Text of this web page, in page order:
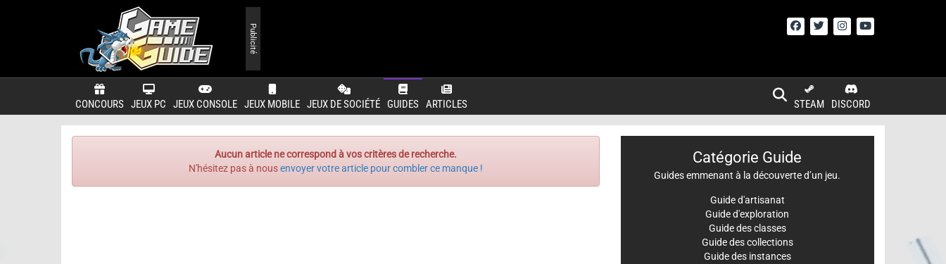
CONCOURS JEUX PC JEUX CONSOLE JEUX MOBILE JEUX DE SOCIÉTÉ GUIDES ARTICLES DISCORD
STEAM
Publicité
Aucun article ne correspond à vos critères de recherche.
N'hésitez pas à nousenvoyer votre article pour combler ce manque !
Catégorie Guide
Guides emmenant à la découverte d’un jeu.
Guide d'artisanat
Guide d'exploration
Guide des classes
Guide des collections
Guide des instances